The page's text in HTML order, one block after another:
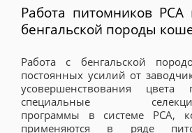
Работа питомников
бенгальской породы
Работа с бенгальской
постоянных усилий от
усовершенствования цвета
специальные
программы в системе РСА,
применяются в ряде